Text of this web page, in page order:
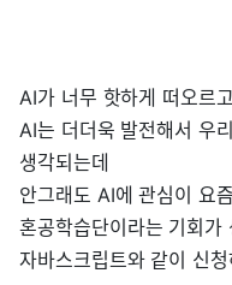
AI가 너무 핫하게 떠오르
AI는 더더욱 발전해서 우
생각되는데
안그래도 AI에 관심이 요
혼공학습단이라는 기회가
자바스크립트와 같이 신